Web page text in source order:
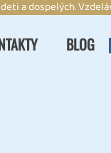
a dospelých.
BLOG